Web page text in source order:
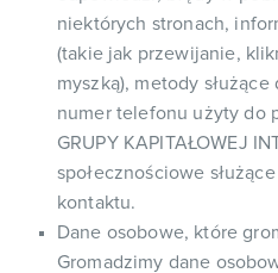
niektórych stronach,
(takie jak przewijanie,
myszką), metody
numer telefonu użyty do
GRUPY KAPITAŁOWEJ
społecznościowe
kontaktu.
Dane osobowe, które
Gromadzimy dane